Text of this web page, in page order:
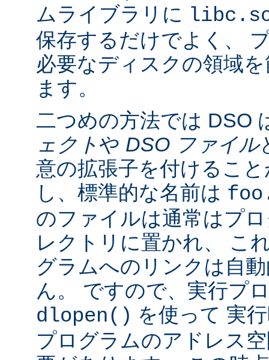
ムライブラリに
保存するだけでよく、
必要なディスクの領域
ます。
二つめの方法では DSO
ェクトや DSO ファイル
意の拡張子を付けるこ
し、標準的な名前は
のファイルは通常はプ
レクトリに置かれ、 こ
グラムへのリンクは自
ん。 ですので、実行プ
dlopen() を使って 実
プログラムのアドレス